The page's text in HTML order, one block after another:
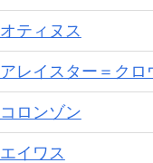
オティヌス
アレイスター＝クロ
コロンゾン
エイワス